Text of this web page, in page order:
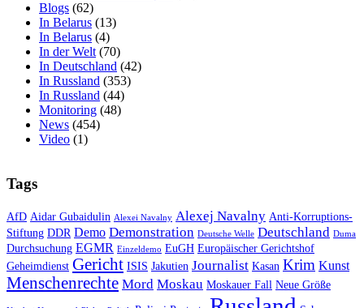
Blogs (62)
In Belarus (13)
In Belarus (4)
In der Welt (70)
In Deutschland (42)
In Russland (353)
In Russland (44)
Monitoring (48)
News (454)
Video (1)
Tags
AfD Aidar Gubaidulin Alexei Navalny Alexej Navalny Anti-Korruptions-
Stiftung DDR Demo Demonstration Deutsche Welle Deutschland Duma
Durchsuchung EGMR Einzeldemo EuGH Europäischer Gerichtshof
Geheimdienst Gericht ISIS Jakutien Journalist Kasan Krim Kunst
Menschenrechte Mord Moskau Moskauer Fall Neue Größe